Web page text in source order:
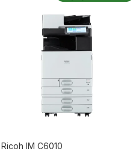
Ricoh IM C6010